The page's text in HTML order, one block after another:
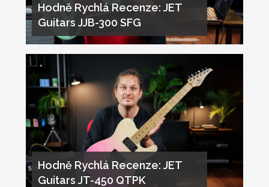
Hodně Rychlá Recenze: JET
Guitars JJB-300 SFG
Hodně Rychlá Recenze: JET
Guitars JT-450 QTPK